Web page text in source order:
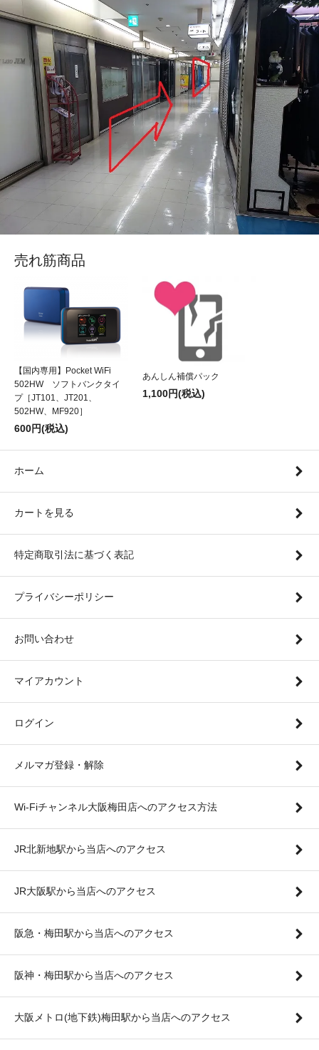
売れ筋商品
【国内専用】Pocket WiFi
502HW ソフトバンクタイ
プ［JT101、JT201、
502HW、MF920］
600円(税込)
あんしん補償パック
1,100円(税込)
ホーム
カートを見る
特定商取引法に基づく表記
プライバシーポリシー
お問い合わせ
マイアカウント
ログイン
メルマガ登録・解除
Wi-Fiチャンネル大阪梅田店へのアクセス方法
JR北新地駅から当店へのアクセス
JR大阪駅から当店へのアクセス
阪急・梅田駅から当店へのアクセス
阪神・梅田駅から当店へのアクセス
大阪メトロ(地下鉄)梅田駅から当店へのアクセス